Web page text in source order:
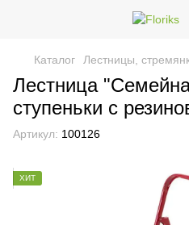
Каталог Лестницы,
Лестница
ступеньки с
Артикул: 100126
ХИТ